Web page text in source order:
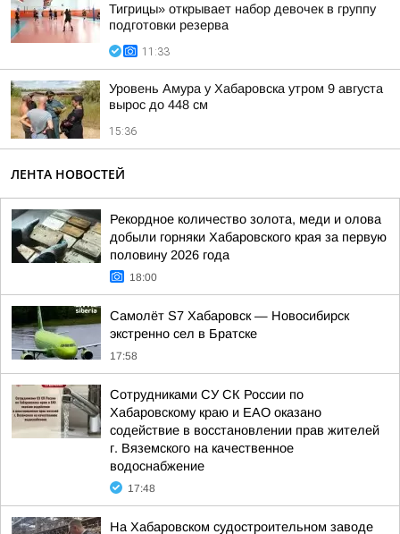
Тигрицы» открывает набор девочек в группу
подготовки резерва
11:33
Уровень Амура у Хабаровска утром 9 августа
вырос до 448 см
15:36
ЛЕНТА НОВОСТЕЙ
Рекордное количество золота, меди и олова
добыли горняки Хабаровского края за первую
половину 2026 года
18:00
Самолёт S7 Хабаровск — Новосибирск
экстренно сел в Братске
17:58
Сотрудниками СУ СК России по
Хабаровскому краю и ЕАО оказано
содействие в восстановлении прав жителей
г. Вяземского на качественное
водоснабжение
17:48
На Хабаровском судостроительном заводе